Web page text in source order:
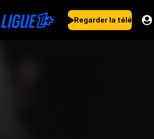
Regarder la télé